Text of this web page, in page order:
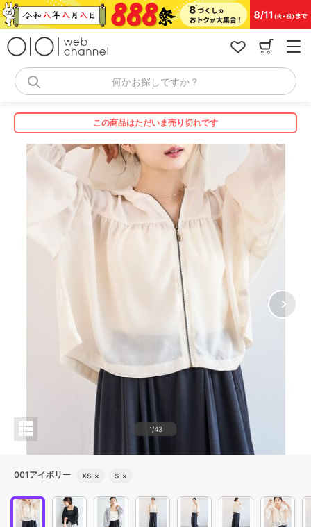
コ
ン
何かお探しですか？
この商品はただいま売り切れです
1/43
001アイボリー XS × S ×